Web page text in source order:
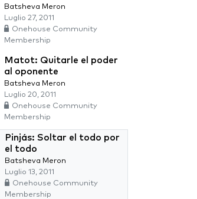
Batsheva Meron
Luglio 27, 2011
Onehouse Community
Membership
Matot: Quitarle el poder
al oponente
Batsheva Meron
Luglio 20, 2011
Onehouse Community
Membership
Pinjás: Soltar el todo por
el todo
Batsheva Meron
Luglio 13, 2011
Onehouse Community
Membership